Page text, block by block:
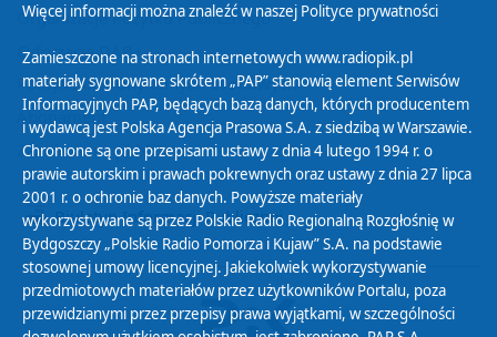
Organizacje Pożytku Publicznego
Cyfryzacja DAB+
Polityka ochrony danych osobowych
Abonament
Zamówienia publiczne
Biuletyn Informacji Publicznej
Więcej informacji można znaleźć w naszej Polityce prywatności
Zamieszczone na stronach internetowych www.radiopik.pl
materiały sygnowane skrótem „PAP” stanowią element Serwisów
Informacyjnych PAP, będących bazą danych, których producentem
i wydawcą jest Polska Agencja Prasowa S.A. z siedzibą w Warszawie.
Chronione są one przepisami ustawy z dnia 4 lutego 1994 r. o
prawie autorskim i prawach pokrewnych oraz ustawy z dnia 27 lipca
2001 r. o ochronie baz danych. Powyższe materiały
wykorzystywane są przez Polskie Radio Regionalną Rozgłośnię w
Bydgoszczy „Polskie Radio Pomorza i Kujaw” S.A. na podstawie
stosownej umowy licencyjnej. Jakiekolwiek wykorzystywanie
przedmiotowych materiałów przez użytkowników Portalu, poza
przewidzianymi przez przepisy prawa wyjątkami, w szczególności